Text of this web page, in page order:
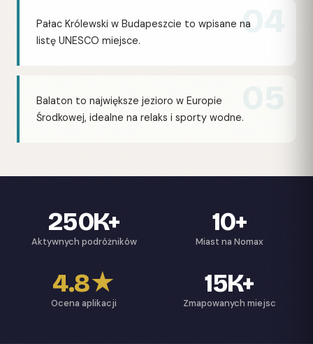
04
Pałac Królewski w Budapeszcie to wpisane na
listę UNESCO miejsce.
Balaton to największe jezioro w Europie
Środkowej, idealne na relaks i sporty wodne.
250K+
Aktywnych podróżników
10+
Miast na Nomax
4.8★
Ocena aplikacji
15K+
Zmapowanych miejsc